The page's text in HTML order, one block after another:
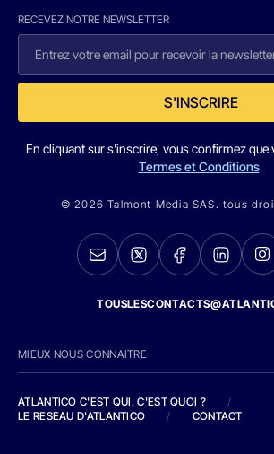
RECEVEZ NOTRE NEWSLETTER
S'INSCRIRE
En cliquant sur s'inscrire, vous confirmez que
Termes et Conditions
© 2026 Talmont Media SAS. tous
MIEUX NOUS CONNAITRE
ATLANTICO C'EST QUI, C'EST QUOI ?
/
LE RESEAU D'ATLANTICO
/ CONTACT